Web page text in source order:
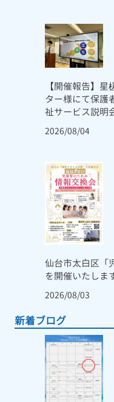
【開催報告】
ター様にて保護
祉サービス説明
2026/08/04
仙台市太白区「
を開催いたしま
2026/08/03
新着ブログ